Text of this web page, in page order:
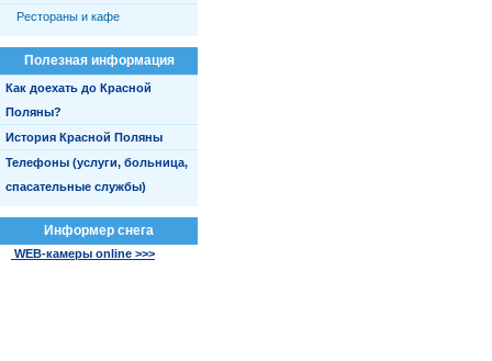
Рестораны и кафе
Полезная информация
Как доехать до Красной
Поляны?
История Красной Поляны
Телефоны (услуги, больница,
спасательные службы)
Информер снега
WEB-камеры online >>>